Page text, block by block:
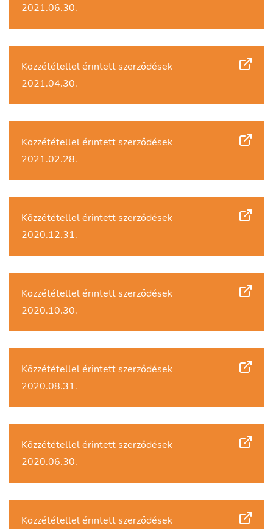
2021.06.30.
Közzététellel érintett szerződések
2021.04.30.
Közzététellel érintett szerződések
2021.02.28.
Közzététellel érintett szerződések
2020.12.31.
Közzététellel érintett szerződések
2020.10.30.
Közzététellel érintett szerződések
2020.08.31.
Közzététellel érintett szerződések
2020.06.30.
Közzététellel érintett szerződések